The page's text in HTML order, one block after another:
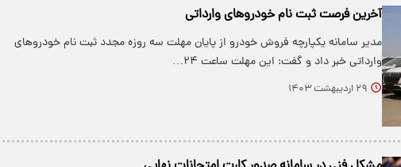
آخرین فرصت ثبت نام خودروهای وارداتی
مدیر سامانه یکپارچه فروش خودرو از پایان مهلت سه روزه مجدد ثبت نام خودرو‌های
وارداتی خبر داد و گفت: این مهلت ساعت ۲۴…
۲۹ اردیبهشت ۱۴۰۳